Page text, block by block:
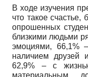
В ходе изучения
что такое
опрошенных
близкими людьми
эмоциями, 66,1%
наличием друзей
62,9% – с
материальным